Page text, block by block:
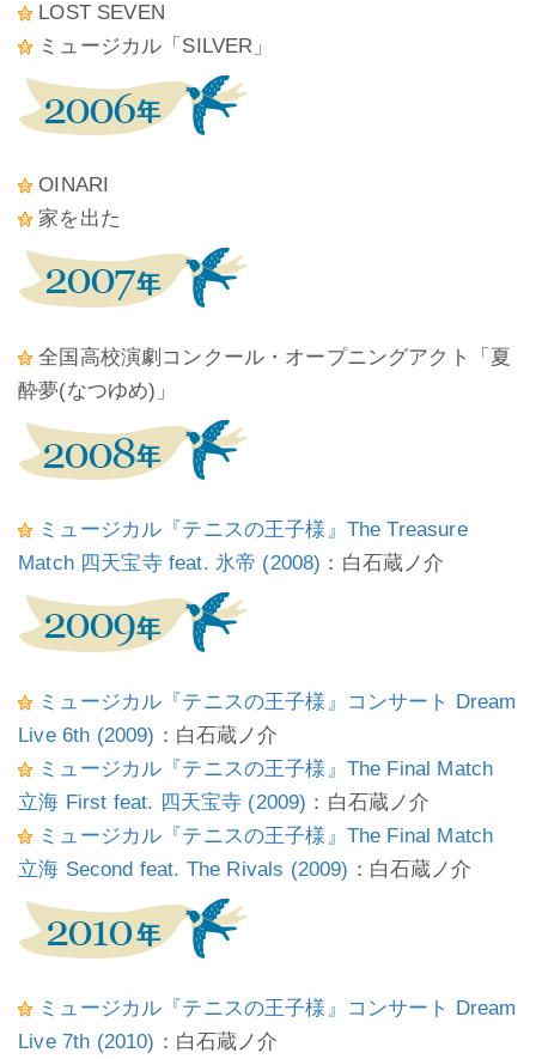
LOST SEVEN
ミュージカル「SILVER」
OINARI
家を出た
全国高校演劇コンクール・オープニングアクト「夏
酔夢(なつゆめ)」
ミュージカル『テニスの王子様』The Treasure
Match 四天宝寺 feat. 氷帝 (2008) ：白石蔵ノ介
ミュージカル『テニスの王子様』コンサート Dream
Live 6th (2009) ：白石蔵ノ介
ミュージカル『テニスの王子様』The Final Match
立海 First feat. 四天宝寺 (2009) ：白石蔵ノ介
ミュージカル『テニスの王子様』The Final Match
立海 Second feat. The Rivals (2009) ：白石蔵ノ介
ミュージカル『テニスの王子様』コンサート Dream
Live 7th (2010) ：白石蔵ノ介